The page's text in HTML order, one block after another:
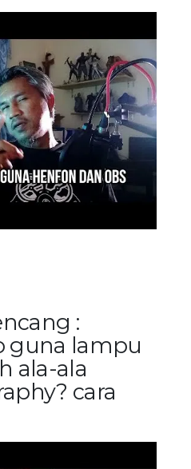
:
guna lampu
ala-ala
cara